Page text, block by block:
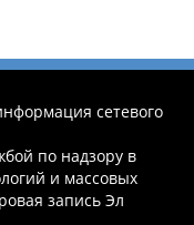
сетевого
по надзору в
и массовых
запись Эл